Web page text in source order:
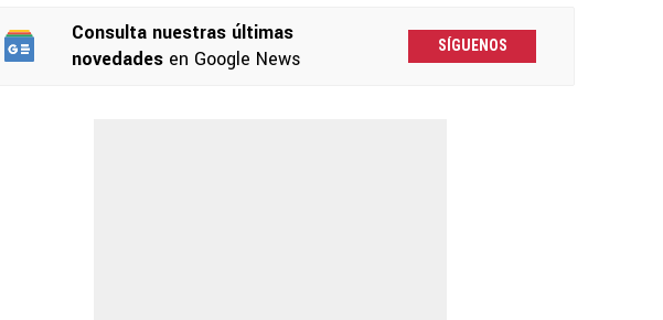
Consulta nuestras últimas
novedadesen Google News
SÍGUENOS